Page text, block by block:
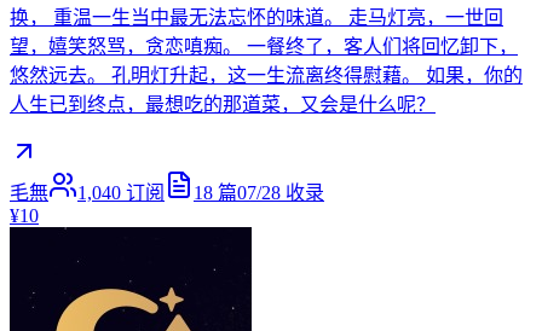
换， 重温一生当中最无法忘怀的味道。 走马灯亮，一世回
望，嬉笑怒骂，贪恋嗔痴。 一餐终了，客人们将回忆卸下，
悠然远去。 孔明灯升起，这一生流离终得慰藉。 如果，你的
人生已到终点，最想吃的那道菜，又会是什么呢？
毛無 1,040 订阅 18 篇07/28 收录
¥10